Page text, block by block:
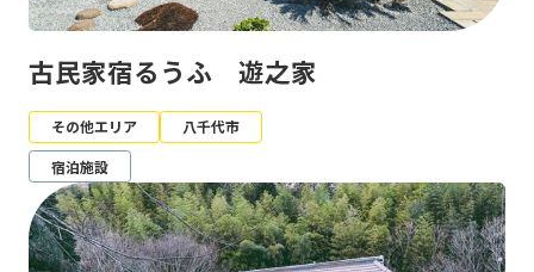
古民家宿るうふ 遊之家
その他エリア
八千代市
宿泊施設